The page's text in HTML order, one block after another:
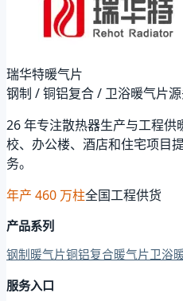
瑞华特暖气片
钢制 / 铜铝复合 / 卫浴暖气片
26 年专注散热器生产与工程供
校、办公楼、酒店和住宅项目
务。
年产 460 万柱全国工程供货
产品系列
钢制暖气片铜铝复合暖气片卫浴
服务入口